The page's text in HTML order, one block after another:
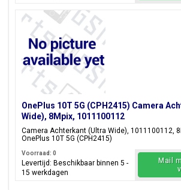
OnePlus 10T 5G (CPH2415) Camera
Wide), 8Mpix, 1011100112
Camera Achterkant (Ultra Wide), 1011100112,
OnePlus 10T 5G (CPH2415)
Voorraad: 0
Levertijd: Beschikbaar binnen 5 -
15 werkdagen
Mail